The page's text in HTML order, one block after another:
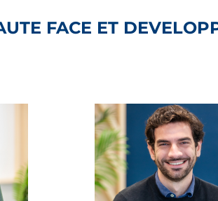
FACE ET